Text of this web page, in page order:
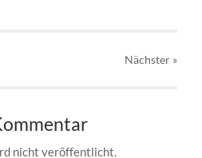
Nächster »
nicht veröffentlicht.